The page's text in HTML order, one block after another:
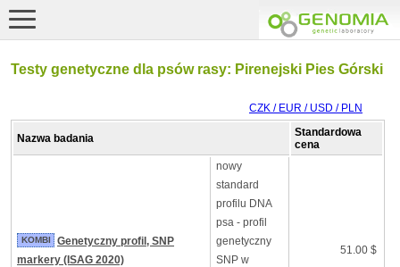
Testy genetyczne dla psów rasy: Pirenejski Pies Górski
CZK / EUR / USD / PLN
Nazwa badania
Standardowa
cena
KOMBI
Genetyczny profil, SNP
markery (ISAG 2020)
nowy
standard
profilu DNA
psa - profil
genetyczny
SNP w
51.00 $